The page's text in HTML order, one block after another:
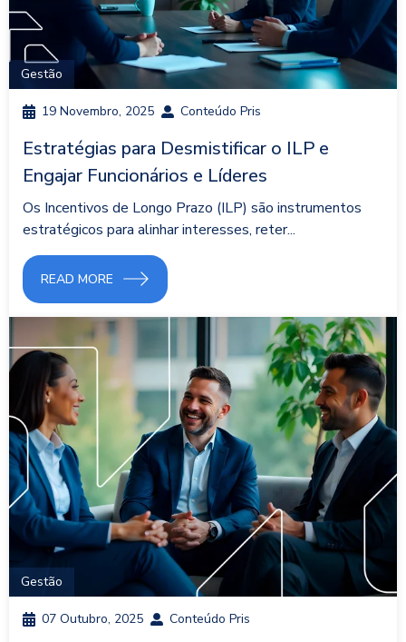
Gestão
19 Novembro, 2025 Conteúdo Pris
Estratégias para Desmistificar o ILP e
Engajar Funcionários e Líderes
Os Incentivos de Longo Prazo (ILP) são instrumentos
estratégicos para alinhar interesses, reter...
READ MORE
Gestão
07 Outubro, 2025 Conteúdo Pris